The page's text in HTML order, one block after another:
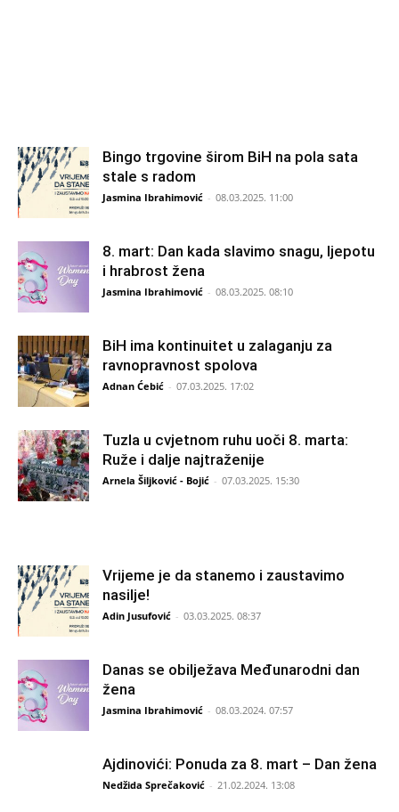
Bingo trgovine širom BiH na pola sata
stale s radom
Jasmina Ibrahimović - 08.03.2025. 11:00
8. mart: Dan kada slavimo snagu, ljepotu
i hrabrost žena
Jasmina Ibrahimović - 08.03.2025. 08:10
BiH ima kontinuitet u zalaganju za
ravnopravnost spolova
Adnan Ćebić - 07.03.2025. 17:02
Tuzla u cvjetnom ruhu uoči 8. marta:
Ruže i dalje najtraženije
Arnela Šiljković - Bojić - 07.03.2025. 15:30
Vrijeme je da stanemo i zaustavimo
nasilje!
Adin Jusufović - 03.03.2025. 08:37
Danas se obilježava Međunarodni dan
žena
Jasmina Ibrahimović - 08.03.2024. 07:57
Ajdinovići: Ponuda za 8. mart – Dan žena
Nedžida Sprečaković - 21.02.2024. 13:08